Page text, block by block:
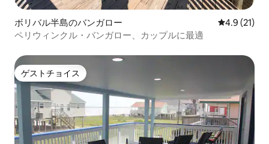
ボリバル半島のバンガロー レビュー21
4.9 (21)
ペリウィンクル・バンガロー、カップルに最適
ゲストチョイス
ゲストチョイス